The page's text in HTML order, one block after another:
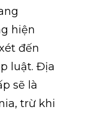
hiện
đến
luật. Địa
sẽ là
trừ khi